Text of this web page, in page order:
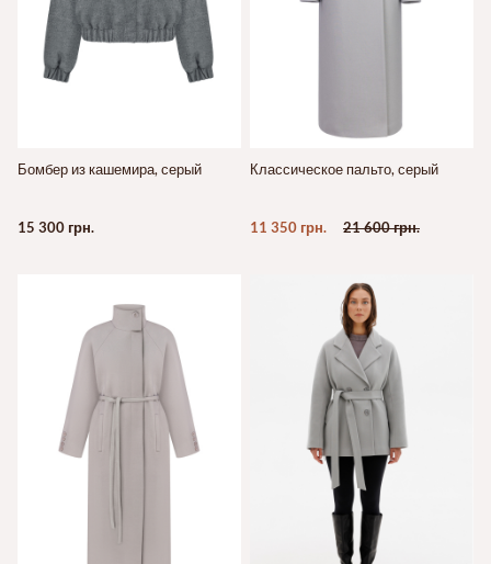
Бомбер из кашемира, серый
15 300 грн.
Классическое пальто, серый
11 350 грн. 21 600 грн.